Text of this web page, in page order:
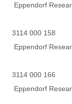
Eppendorf
3114 000 158
Eppendorf
3114 000 166
Eppendorf